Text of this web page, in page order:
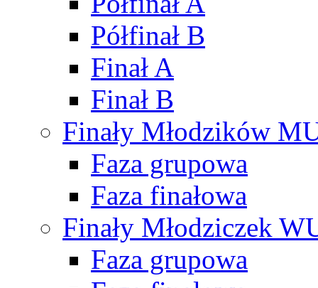
Półfinał B
Finał A
Finał B
Finały Młodzików
Faza grupowa
Faza finałowa
Finały Młodziczek
Faza grupowa